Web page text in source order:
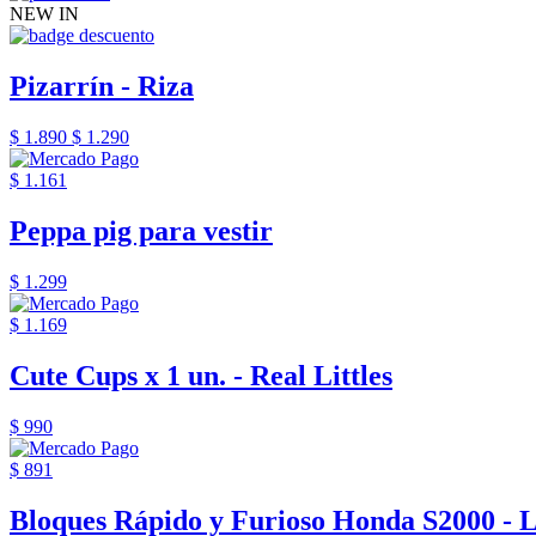
NEW IN
Pizarrín - Riza
$ 1.890 $ 1.290
$ 1.161
Peppa pig para vestir
$ 1.299
$ 1.169
Cute Cups x 1 un. - Real Littles
$ 990
$ 891
Bloques Rápido y Furioso Honda S2000 -